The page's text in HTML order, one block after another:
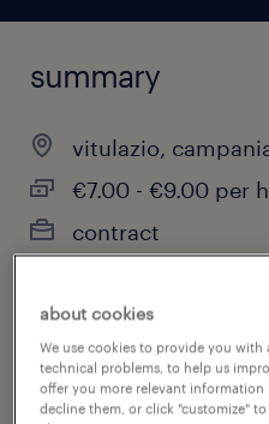
summary
vitulazio,
€7.00 - €9.00 per
contract
job category
about cookies
We use cookies to provide you
technical problems, to help us
offer you more relevant information
decline them, or click "customize"